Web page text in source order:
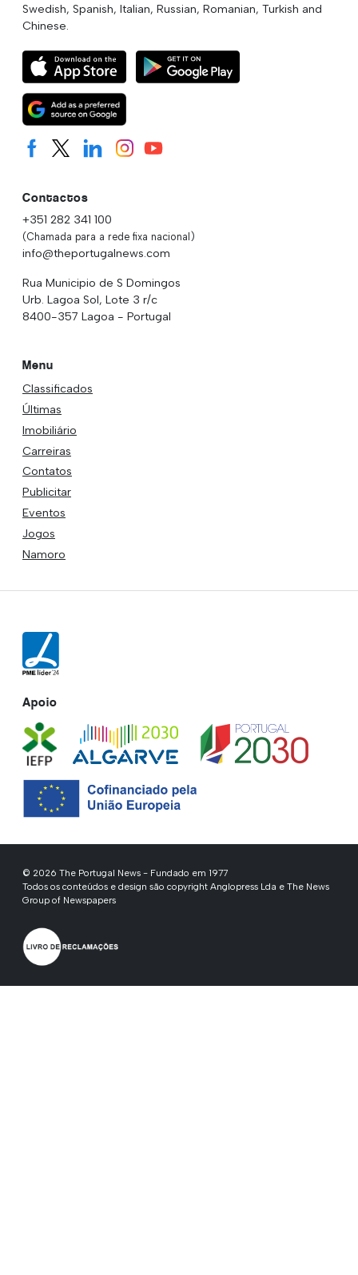
Swedish, Spanish, Italian, Russian, Romanian, Turkish and
Chinese.
Contactos
+351 282 341 100
(Chamada para a rede fixa nacional)
info@theportugalnews.com
Rua Municipio de S Domingos
Urb. Lagoa Sol, Lote 3 r/c
8400-357 Lagoa - Portugal
Menu
Classificados
Últimas
Imobiliário
Carreiras
Contatos
Publicitar
Eventos
Jogos
Namoro
Apoio
© 2026 The Portugal News - Fundado em 1977
Todos os conteúdos e design são copyright Anglopress Lda e The News
Group of Newspapers